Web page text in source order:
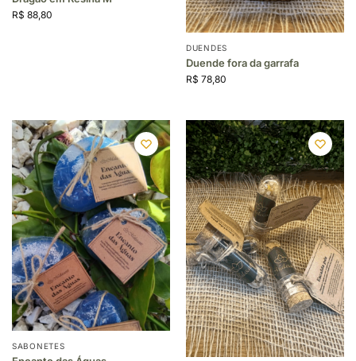
R$ 88,80
DUENDES
Duende fora da garrafa
R$ 78,80
SABONETES